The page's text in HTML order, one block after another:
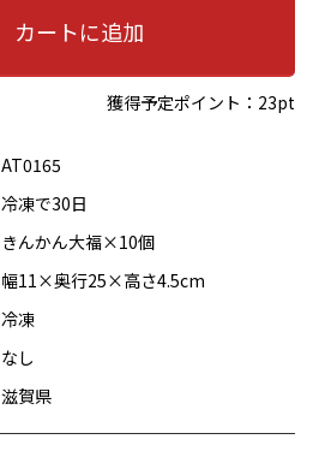
カートに追加
獲得予定ポイント： 23pt
AT0165
冷凍で30日
きんかん大福×10個
幅11×奥行25×高さ4.5cm
冷凍
なし
滋賀県